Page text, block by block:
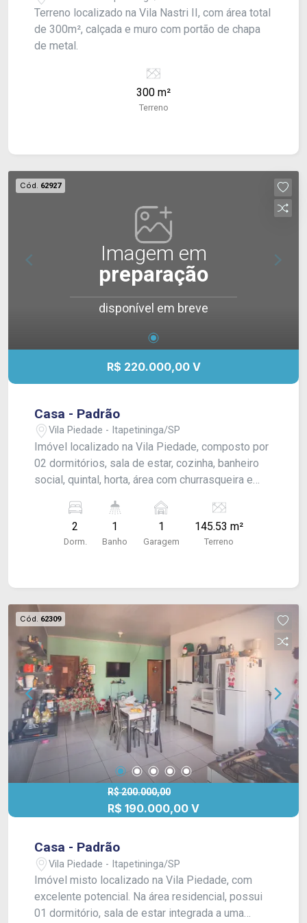
Terreno localizado na Vila Nastri II, com área total
de 300m², calçada e muro com portão de chapa
de metal.
300 m²
Terreno
Cód. 62927
Imagem em
preparação
disponível em breve
R$ 220.000,00 V
Casa - Padrão
Vila Piedade - Itapetininga/SP
Imóvel localizado na Vila Piedade, composto por
02 dormitórios, sala de estar, cozinha, banheiro
social, quintal, horta, área com churrasqueira e
2
Dorm.
1
Banho
1
Garagem
145.53 m²
Terreno
Cód. 62309
R$ 200.000,00
R$ 190.000,00 V
Casa - Padrão
Vila Piedade - Itapetininga/SP
Imóvel misto localizado na Vila Piedade, com
excelente potencial. Na área residencial, possui
01 dormitório, sala de estar integrada a uma